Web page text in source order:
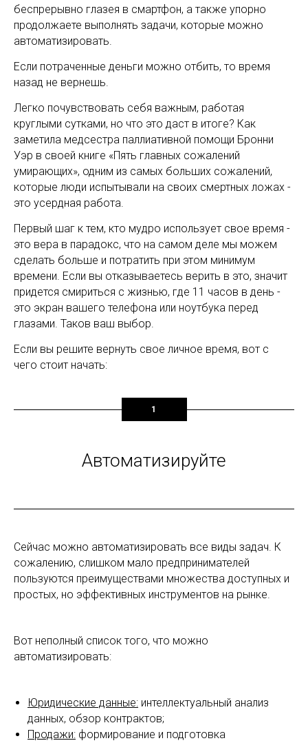
беспрерывно глазея в смартфон, а также упорно
продолжаете выполнять задачи, которые можно
автоматизировать.
Если потраченные деньги можно отбить, то время
назад не вернешь.
Легко почувствовать себя важным, работая
круглыми сутками, но что это даст в итоге? Как
заметила медсестра паллиативной помощи Бронни
Уэр в своей книге «Пять главных сожалений
умирающих», одним из самых больших сожалений,
которые люди испытывали на своих смертных ложах -
это усердная работа.
Первый шаг к тем, кто мудро использует свое время -
это вера в парадокс, что на самом деле мы можем
сделать больше и потратить при этом минимум
времени. Если вы отказываетесь верить в это, значит
придется смириться с жизнью, где 11 часов в день -
это экран вашего телефона или ноутбука перед
глазами. Таков ваш выбор.
Если вы решите вернуть свое личное время, вот с
чего стоит начать:
1
Автоматизируйте
Сейчас можно автоматизировать все виды задач. К
сожалению, слишком мало предпринимателей
пользуются преимуществами множества доступных и
простых, но эффективных инструментов на рынке.
Вот неполный список того, что можно
автоматизировать:
Юридические данные: интеллектуальный анализ
данных, обзор контрактов;
Продажи: формирование и подготовка